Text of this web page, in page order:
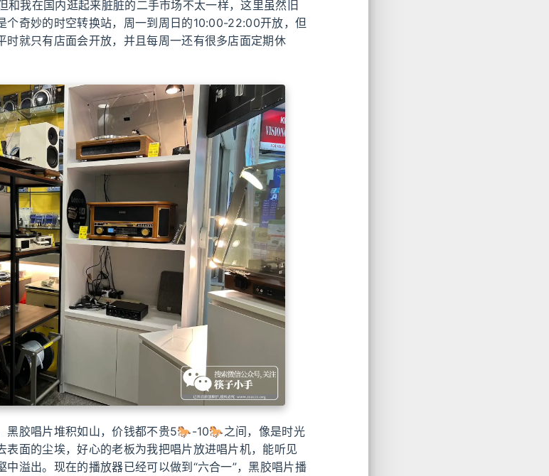
我在国内逛起来脏脏的二手市场不太一样，这里虽然旧
个奇妙的时空转换站，周一到周日的10:00-22:00开放，但
时就只有店面会开放，并且每周一还有很多店面定期休
黑胶唱片堆积如山，价钱都不贵5🐎-10🐎之间，像是时光
表面的尘埃，好心的老板为我把唱片放进唱片机，能听见
中溢出。现在的播放器已经可以做到“六合一”，黑胶唱片播